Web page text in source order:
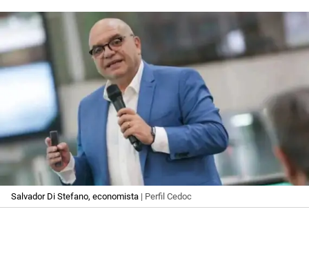
Salvador Di Stefano, economista | Perfil Cedoc